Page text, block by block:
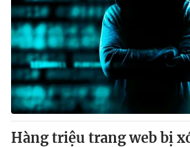
Hàng triệu trang web bị